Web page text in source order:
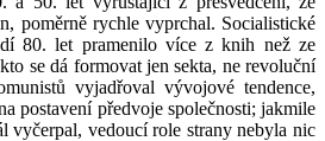
poměrně rychle vyprchal. Socialistické
80. let pramenilo více z knih než ze
se dá formovat jen sekta, ne revoluční
vyjadřoval vývojové tendence,
postavení předvoje společnosti; jakmile
vyčerpal, vedoucí role strany nebyla nic